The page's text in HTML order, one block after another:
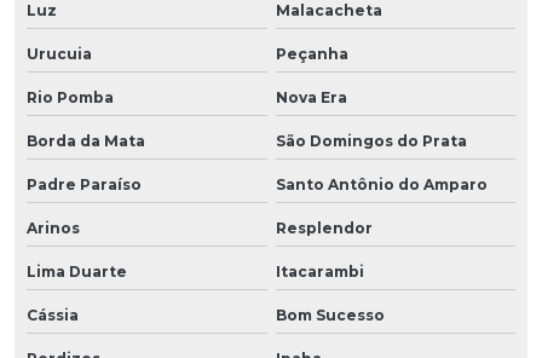
Luz Malacacheta
Urucuia Peçanha
Rio Pomba Nova Era
Borda da Mata São Domingos do Prata
Padre Paraíso Santo Antônio do Amparo
Arinos Resplendor
Lima Duarte Itacarambi
Cássia Bom Sucesso